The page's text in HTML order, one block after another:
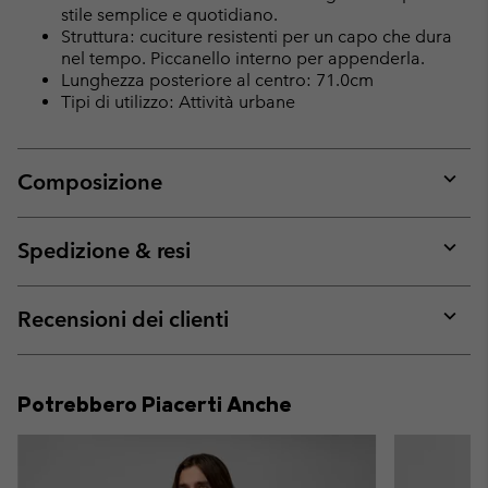
stile semplice e quotidiano.
Struttura: cuciture resistenti per un capo che dura
nel tempo. Piccanello interno per appenderla.
Lunghezza posteriore al centro: 71.0cm
Tipi di utilizzo: Attività urbane
Composizione
or
Spedizione & resi
or
Recensioni dei clienti
or
Potrebbero Piacerti Anche